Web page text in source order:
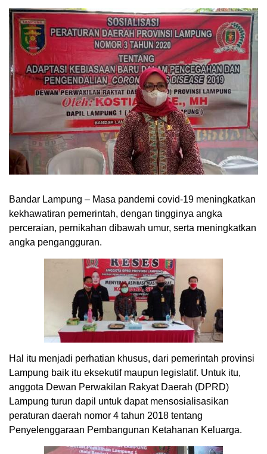
Bandar Lampung – Masa pandemi covid-19 meningkatkan
kekhawatiran pemerintah, dengan tingginya angka
perceraian, pernikahan dibawah umur, serta meningkatkan
angka pengangguran.
Hal itu menjadi perhatian khusus, dari pemerintah provinsi
Lampung baik itu eksekutif maupun legislatif. Untuk itu,
anggota Dewan Perwakilan Rakyat Daerah (DPRD)
Lampung turun dapil untuk dapat mensosialisasikan
peraturan daerah nomor 4 tahun 2018 tentang
Penyelenggaraan Pembangunan Ketahanan Keluarga.